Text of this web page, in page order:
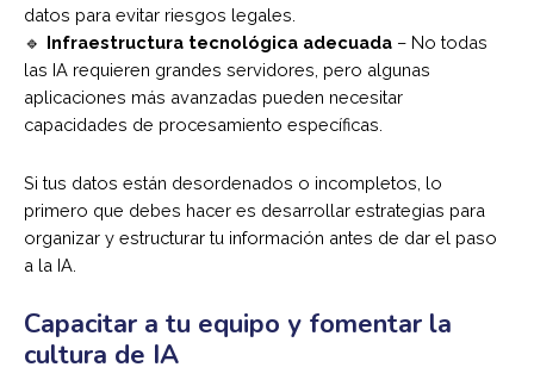
datos para evitar riesgos legales.
🔹 Infraestructura tecnológica adecuada – No todas
las IA requieren grandes servidores, pero algunas
aplicaciones más avanzadas pueden necesitar
capacidades de procesamiento específicas.
Si tus datos están desordenados o incompletos, lo
primero que debes hacer es desarrollar estrategias para
organizar y estructurar tu información antes de dar el paso
a la IA.
Capacitar a tu equipo y fomentar la
cultura de IA